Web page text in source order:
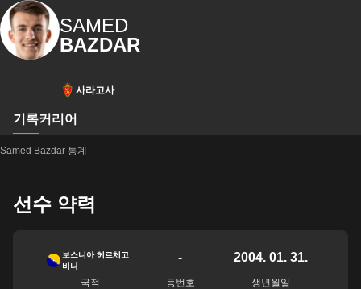
SAMED
BAZDAR
사라고사
기록커리어
Samed Bazdar 통계
선수 약력
보스니아 헤르체고
비나
국적
-
등번호
2004. 01. 31.
생년월일